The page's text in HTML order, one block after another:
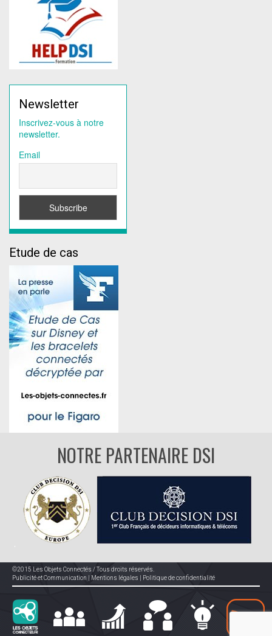
Newsletter
Inscrivez-vous à notre
newsletter.
Email
Etude de cas
NOTRE PARTENAIRE DSI
©2015 Les Objets Connectés / Tous droits réservés.
Publicité et Communication
Mentions légales Politique de confidentialité